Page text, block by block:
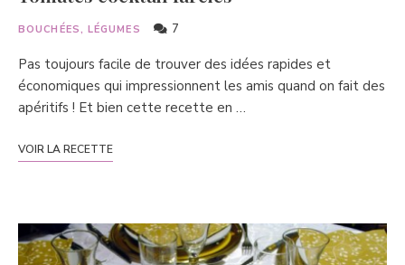
BOUCHÉES, LÉGUMES 7
Pas toujours facile de trouver des idées rapides et
économiques qui impressionnent les amis quand on fait des
apéritifs ! Et bien cette recette en …
VOIR LA RECETTE